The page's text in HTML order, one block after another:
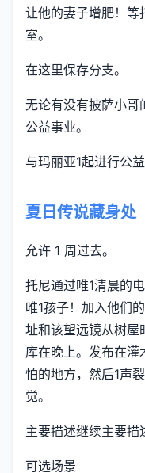
让他的妻子增肥！等
室。
在这里保存分支。
无论有没有披萨小哥
公益事业。
与玛丽亚1起进行公益
夏日传说藏身处
允许 1 周过去。
托尼通过唯1清晨的
唯1孩子！加入他们
址和该望远镜从树屋
库在晚上。发布在
怕的地方，然后1声
觉。
主要描述继续主要描
可选场景